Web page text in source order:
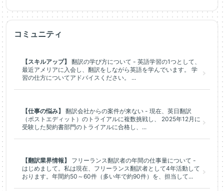
コミュニティ
【スキルアップ】
翻訳の学び方について - 英語学習の1つとして、
最近アメリアに入会し、翻訳をしながら英語を学んでいます。 学
習の仕方についてアドバイスください。 ...
【仕事の悩み】
翻訳会社からの案件が来ない - 現在、英日翻訳
（ポストエディット）のトライアルに複数挑戦し、 2025年12月に
受験した契約書部門のトライアルに合格し、...
【翻訳業界情報】
フリーランス翻訳者の年間の仕事量について -
はじめまして。私は現在、フリーランス翻訳者として4年活動して
おります。年間約50～60件（多い年で約90件）を、担当して...